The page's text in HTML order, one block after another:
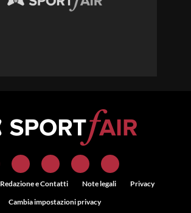
Redazione e Contatti Note legali
Privacy
Cambia impostazioni privacy